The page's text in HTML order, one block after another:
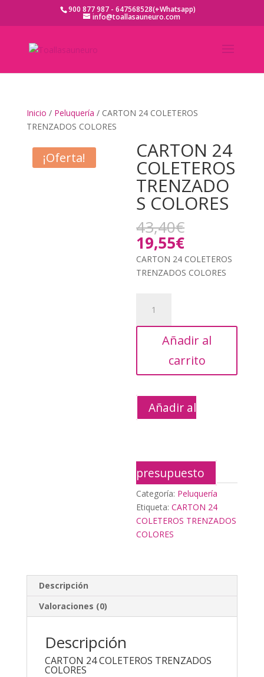
900 877 987 - 647568528(+Whatsapp)
info@toallasauneuro.com
Inicio / Peluquería / CARTON 24 COLETEROS
TRENZADOS COLORES
¡Oferta! CARTON 24
COLETEROS
TRENZADO
S COLORES
43,40€
original
era:
43,40€.
19,55€El
precio
actual
es:
CARTON 24 COLETEROS
TRENZADOS COLORES
COLETEROS
TRENZADOS
Añadir al
carrito
Añadir al
presupuesto
Categoría: Peluquería
Etiqueta:CARTON 24
COLETEROS TRENZADOS
COLORES
Descripción
Valoraciones (0)
Descripción
CARTON 24 COLETEROS TRENZADOS
COLORES